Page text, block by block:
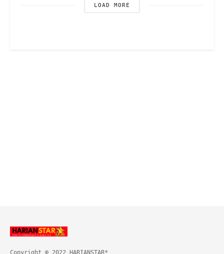
LOAD MORE
Copyright © 2022 HARIANSTAR*